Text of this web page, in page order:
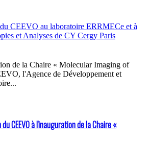
de la Chaire « Molecular Imaging of
l'Agence de Développement et
CEEVO à l'inauguration de la Chaire «